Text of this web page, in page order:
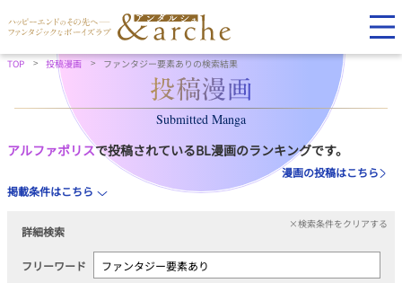
TOP 投稿漫画 ファンタジー要素ありの検索結果
Submitted Manga
アルファポリスで投稿されているBL漫画のランキングです。
漫画の投稿はこちら
掲載条件はこちら
詳細検索
×検索条件をクリアする
フリーワード